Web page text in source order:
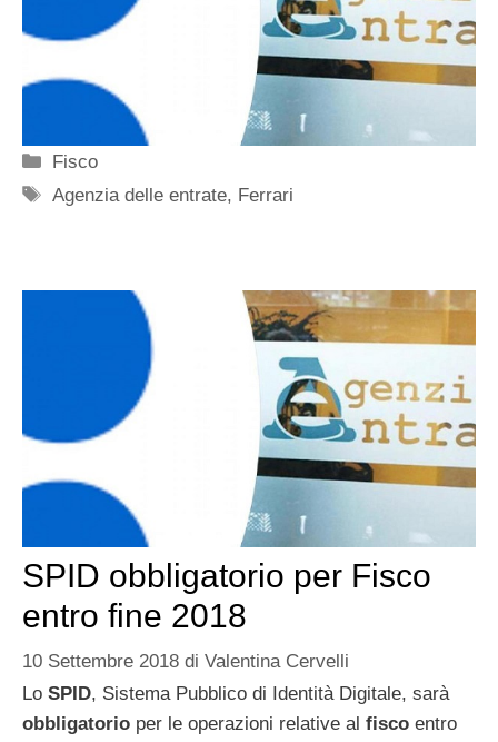
Categorie
Fisco
Tag
Agenzia delle entrate, Ferrari
SPID obbligatorio per Fisco
entro fine 2018
10 Settembre 2018 di Valentina Cervelli
Lo SPID, Sistema Pubblico di Identità Digitale, sarà
obbligatorio per le operazioni relative al fisco entro